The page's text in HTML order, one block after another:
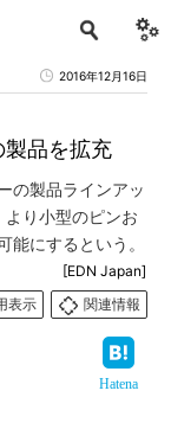
2016年12月16日
品を拡充
の製品ラインアッ
り小型のピンお
能にするという。
[EDN Japan]
表示
関連情報
Hatena